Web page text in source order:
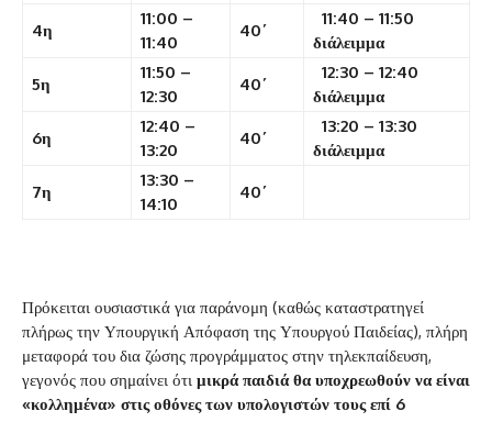
4η
11:00 –
11:40
40΄
11:40 – 11:50
διάλειμμα
5η
11:50 –
12:30
40΄
12:30 – 12:40
διάλειμμα
6η
12:40 –
13:20
40΄
13:20 – 13:30
διάλειμμα
7η
13:30 –
14:10
40΄
Πρόκειται ουσιαστικά για παράνομη (καθώς καταστρατηγεί
πλήρως την Υπουργική Απόφαση της Υπουργού Παιδείας), πλήρη
μεταφορά του δια ζώσης προγράμματος στην τηλεκπαίδευση,
γεγονός που σημαίνει ότι μικρά παιδιά θα υποχρεωθούν να είναι
«κολλημένα» στις οθόνες των υπολογιστών τους επί 6